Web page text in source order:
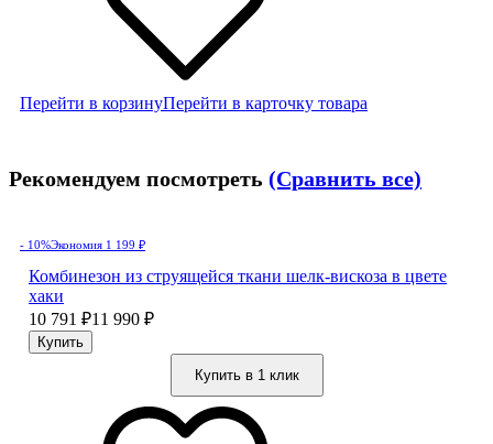
Перейти в корзинуПерейти в карточку товара
Рекомендуем посмотреть (Сравнить все)
- 10%Экономия 1 199 ₽
Комбинезон из струящейся ткани шелк-вискоза в цвете
хаки
10 791 ₽11 990 ₽
Купить в 1 клик